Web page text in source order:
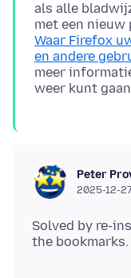
als alle
met een
Waar Firefox
en andere
meer
Peter
2025-12-
Solved by re-